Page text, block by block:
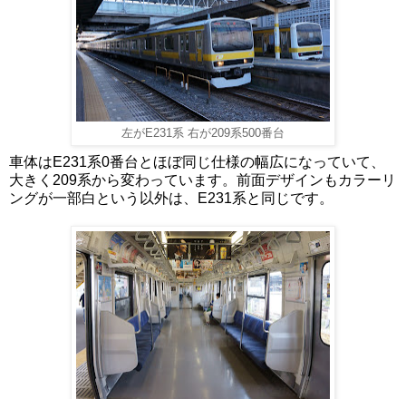
左がE231系 右が209系500番台
車体はE231系0番台とほぼ同じ仕様の幅広になっていて、
大きく209系から変わっています。前面デザインもカラーリ
ングが一部白という以外は、E231系と同じです。